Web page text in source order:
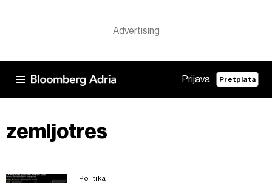
Prijava Pretplata
zemljotres
Politika